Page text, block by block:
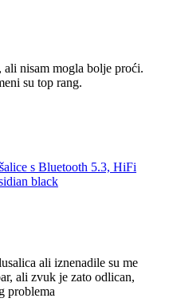
ali nisam mogla bolje proći.
su top rang.
s Bluetooth 5.3, HiFi
black
ali iznenadile su me
ali zvuk je zato odlican,
problema